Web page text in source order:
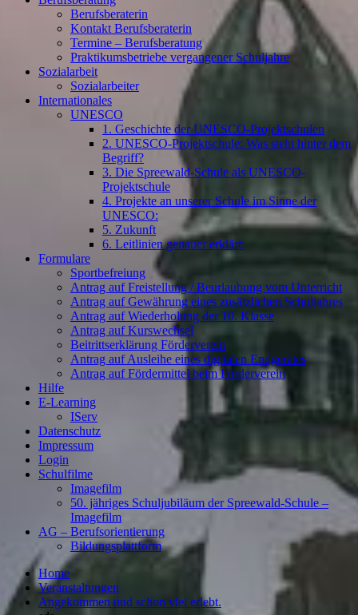
Berufsberaterin
Kontakt Berufsberaterin
Termine – Berufsberatung
Praktikumsbetriebe vergangener Schuljahre
Sozialarbeit
Sozialarbeiter
Internationales
UNESCO
1. Geschichte der UNESCO-Projektschulen
2. UNESCO-Projektschule: Was steht hinter dem
Begriff?
3. Die Spreewald-Schule als UNESCO-
Projektschule
4. Projekte an unserer Schule im Sinne der
UNESCO:
5. Zukunft
6. Leitlinien genauer erklärt:
Formulare
Sportbefreiung
Antrag auf Freistellung / Beurlaubung vom Unterricht
Antrag auf Gewährung eines zusätzlichen Schuljahres
Antrag auf Wiederholung der 10. Klasse
Antrag auf Kurswechsel
Beitrittserklärung Förderverein
Antrag auf Ausleihe eines digitalen Endgerätes
Antrag auf Fördermittel beim Förderverein
Hilfe
E-Learning
IServ
Datenschutz
Impressum
Login
Schulfilme
Imagefilm
50. jähriges Schuljubiläum der Spreewald-Schule –
Imagefilm
AG – Berufsorientierung
Bildungsplattform
Home
Veranstaltungen
Angekommen und schon viel erlebt.